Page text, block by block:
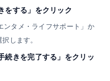
をする」をクリック
ンタメ・ライフサポート」か
します。
続きを完了する」をクリッ